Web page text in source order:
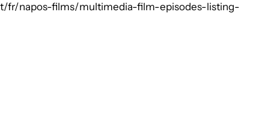
fr/napos-films/multimedia-film-episodes-listing-